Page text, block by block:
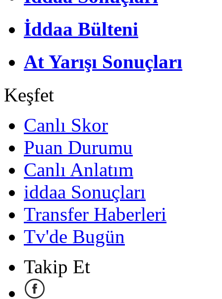
İddaa Bülteni
At Yarışı Sonuçları
Keşfet
Canlı Skor
Puan Durumu
Canlı Anlatım
iddaa Sonuçları
Transfer Haberleri
Tv'de Bugün
Takip Et